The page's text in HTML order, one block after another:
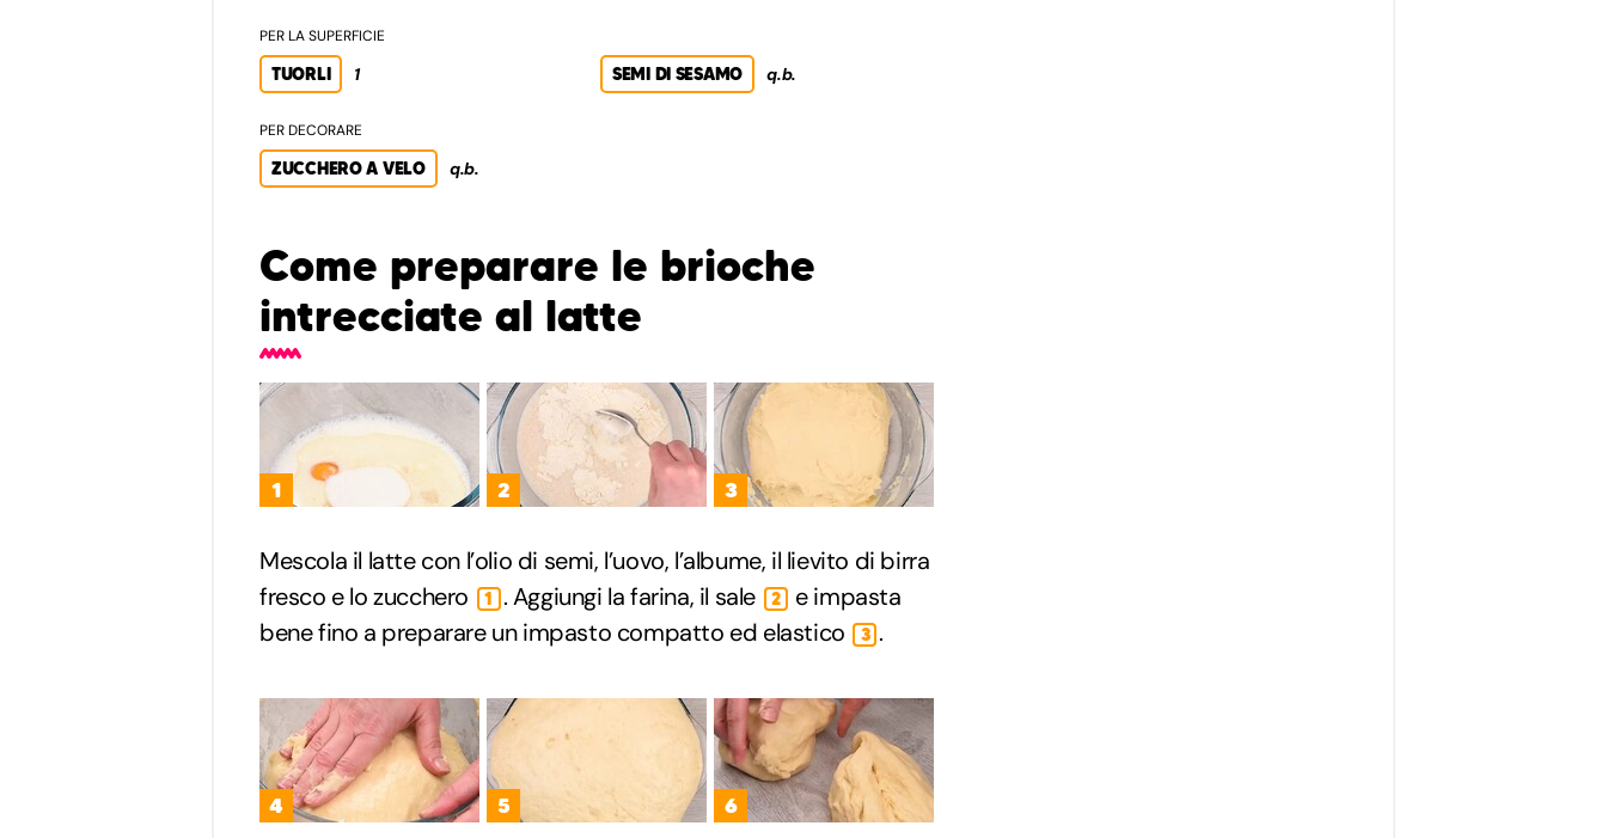
PER LA SUPERFICIE
TUORLI 1 SEMI DI SESAMO q.b.
PER DECORARE
ZUCCHERO A VELO q.b.
Come preparare le brioche
intrecciate al latte
1 2 3
Mescola il latte con l’olio di semi, l’uovo, l’albume, il lievito di birra
fresco e lo zucchero
1 . Aggiungi la farina, il sale 2
e impasta
bene fino a preparare un impasto compatto ed elastico
3 .
4 5 6